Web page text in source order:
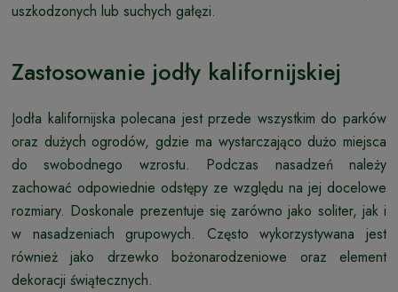
uszkodzonych lub suchych gałęzi.
Zastosowanie jodły kalifornijskiej
Jodła kalifornijska polecana jest przede wszystkim do parków
oraz dużych ogrodów, gdzie ma wystarczająco dużo miejsca
do swobodnego wzrostu. Podczas nasadzeń należy
zachować odpowiednie odstępy ze względu na jej docelowe
rozmiary. Doskonale prezentuje się zarówno jako soliter, jak i
w nasadzeniach grupowych. Często wykorzystywana jest
również jako drzewko bożonarodzeniowe oraz element
dekoracji świątecznych.